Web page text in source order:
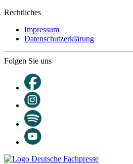
Rechtliches
Impressum
Datenschutzerklärung
Folgen Sie uns